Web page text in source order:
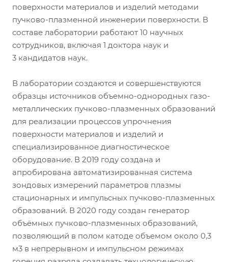
поверхности материалов и изделий методами
пучково-плазменной инженерии поверхности. В
составе лаборатории работают 10 научных
сотрудников, включая 1 доктора наук и
3 кандидатов наук.
В лаборатории создаются и совершенствуются
образцы источников объемно-однородных газо-
металлических пучково-плазменных образований
для реализации процессов упрочнения
поверхности материалов и изделий и
специализированное диагностическое
оборудование. В 2019 году создана и
апробирована автоматизированная система
зондовых измерений параметров плазмы
стационарных и импульсных пучково-плазменных
образований. В 2020 году создан генератор
объёмных пучково-плазменных образований,
позволяющий в полом катоде объемом около 0,3
м3 в непрерывном и импульсном режимах